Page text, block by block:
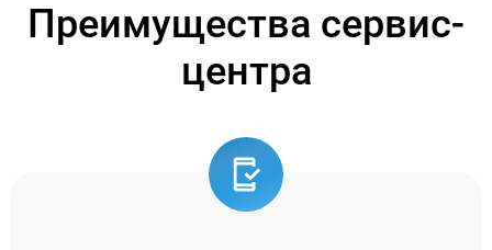
Преимущества сервис-
центра